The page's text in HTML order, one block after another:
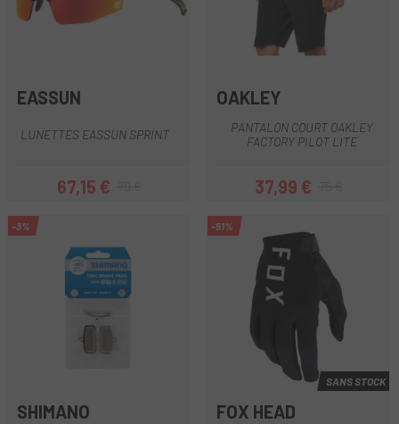
EASSUN
LUNETTES EASSUN SPRINT
Prix
67,15 €Prix habituel
OAKLEY
PANTALON COURT OAKLEY
FACTORY PILOT LITE
Prix
37,99 €Prix habituel
-3%
SHIMANO
-51%
SANS STOCK
FOX HEAD